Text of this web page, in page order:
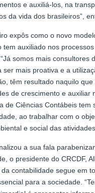
e auxiliá-los, na
da vida dos brasileiros”,
expôs como o novo
tem auxiliado nos
somos mais consultores
ser mais proativa e a
têm resultado naquilo
de crescimento e auxiliar
de Ciências Contábeis
ao trabalhar com o
e social das
a sua fala
o presidente do CRCDF,
da contabilidade segue em
para a sociedade.